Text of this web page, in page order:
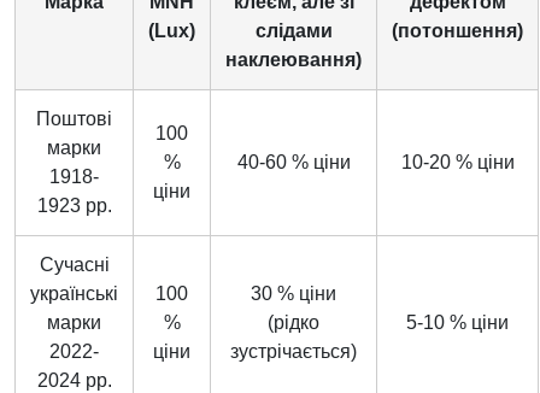
(Lux)
слідами
наклеювання)
(потоншення)
Поштові
марки
1918-
1923 рр.
100
%
ціни
40-60 % ціни 10-20 % ціни
Сучасні
українські
марки
2022-
2024 рр.
100
%
ціни
30 % ціни
(рідко
зустрічається)
5-10 % ціни